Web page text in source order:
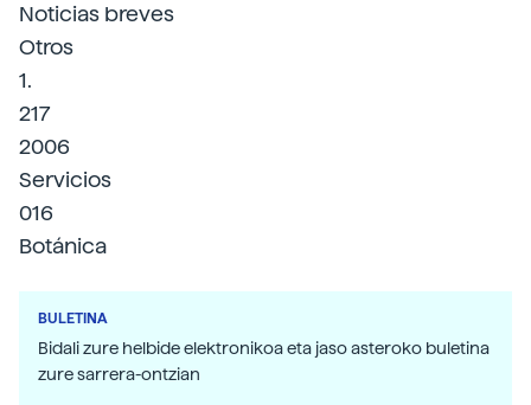
Noticias breves
Otros
1.
217
2006
Servicios
016
Botánica
BULETINA
Bidali zure helbide elektronikoa eta jaso asteroko buletina
zure sarrera-ontzian